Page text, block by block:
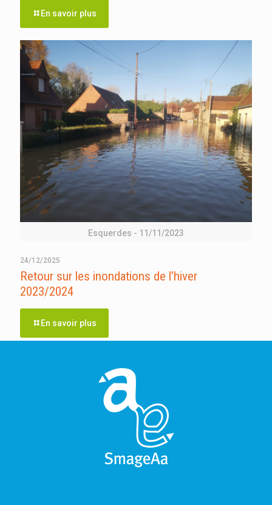
En savoir plus
Esquerdes - 11/11/2023
24/12/2025
Retour sur les inondations de l’hiver
2023/2024
En savoir plus